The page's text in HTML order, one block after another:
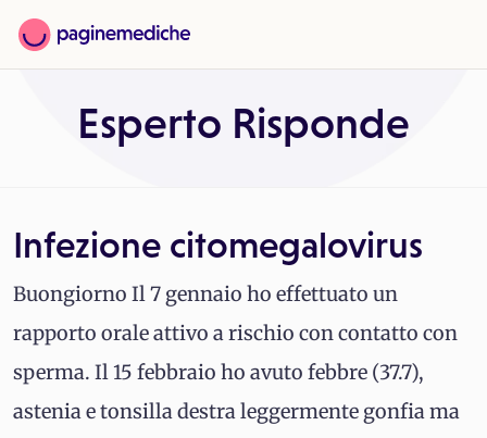
Esperto Risponde
Infezione citomegalovirus
Buongiorno Il 7 gennaio ho effettuato un
rapporto orale attivo a rischio con contatto con
sperma. Il 15 febbraio ho avuto febbre (37.7),
astenia e tonsilla destra leggermente gonfia ma